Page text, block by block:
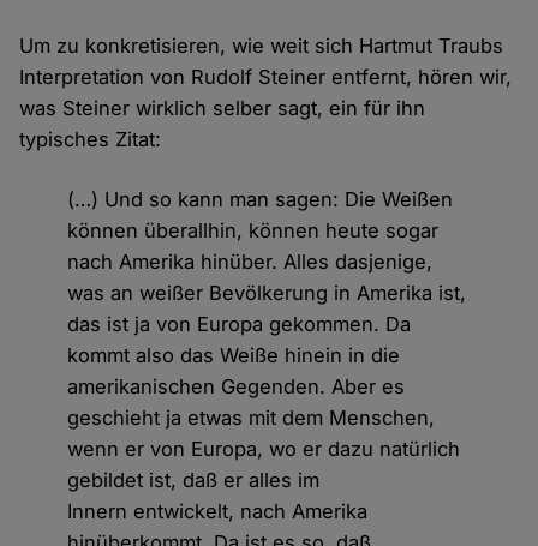
Um zu konkretisieren, wie weit sich Hartmut Traubs
Interpretation von Rudolf Steiner entfernt, hören wir,
was Steiner wirklich selber sagt, ein für ihn
typisches Zitat:
(…) Und so kann man sagen: Die Weißen
können überallhin, können heute sogar
nach Amerika hinüber. Alles dasjenige,
was an weißer Bevölkerung in Amerika ist,
das ist ja von Europa gekommen. Da
kommt also das Weiße hinein in die
amerikanischen Gegenden. Aber es
geschieht ja etwas mit dem Menschen,
wenn er von Europa, wo er dazu natürlich
gebildet ist, daß er alles im
Innern entwickelt, nach Amerika